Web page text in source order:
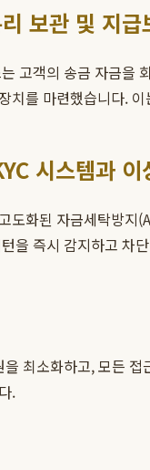
보관 및 지급
고객의 송금 자금을
치를 마련했습니다.
시스템과 이
도화된 자금세탁방지
을 즉시 감지하고 차
최소화하고, 모든
.